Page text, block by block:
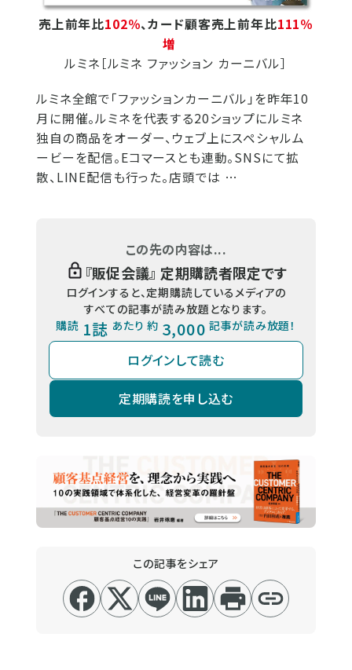
売上前年比102％、カード顧客売上前年比111％
増
ルミネ［ルミネ ファッション カーニバル］
ルミネ全館で「ファッションカーニバル」を昨年10
月に開催。ルミネを代表する20ショップにルミネ
独自の商品をオーダー、ウェブ上にスペシャルム
ービーを配信。Eコマースとも連動。SNSにて拡
散、LINE配信も行った。店頭では …
この先の内容は...
『販促会議』 定期購読者限定です
ログインすると、定期購読しているメディアの
すべての記事が読み放題となります。
購読 1誌 あたり 約 3,000 記事が読み放題！
ログインして読む
定期購読を申し込む
この記事をシェア